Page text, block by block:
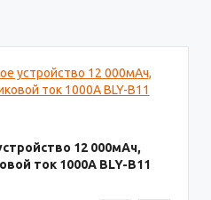
12 000мАч,
ток 1000A BLY-B11